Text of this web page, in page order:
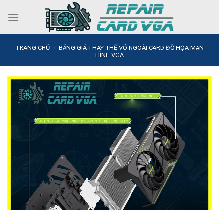
TRANG CHỦ / BẢNG GIÁ THAY THẾ VỎ NGOÀI CARD ĐỒ HỌA MÀN
HÌNH VGA